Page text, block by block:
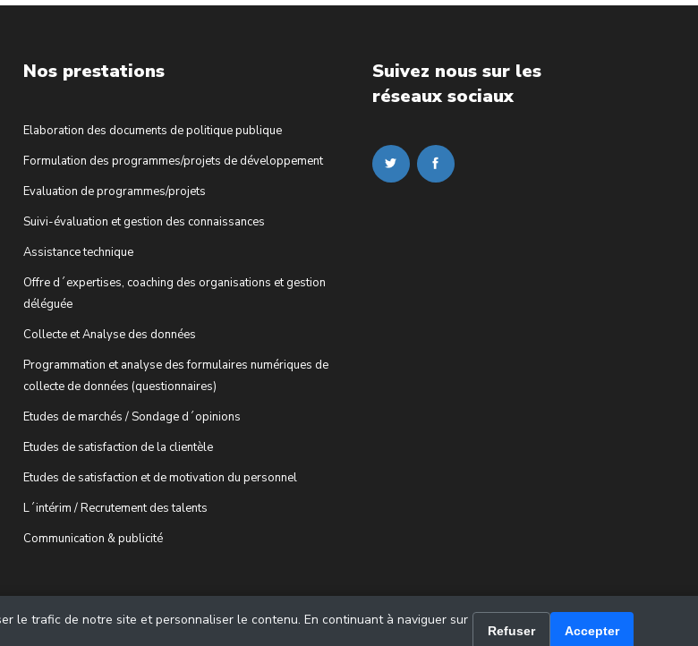
Nos prestations
Elaboration des documents de politique publique
Formulation des programmes/projets de développement
Evaluation de programmes/projets
Suivi-évaluation et gestion des connaissances
Assistance technique
Offre d´expertises, coaching des organisations et gestion
déléguée
Collecte et Analyse des données
Programmation et analyse des formulaires numériques de
collecte de données (questionnaires)
Etudes de marchés / Sondage d´opinions
Etudes de satisfaction de la clientèle
Etudes de satisfaction et de motivation du personnel
L´intérim / Recrutement des talents
Communication & publicité
Suivez nous sur les
réseaux sociaux
le trafic de notre site et personnaliser le contenu. En continuant à naviguer sur
Refuser Accepter